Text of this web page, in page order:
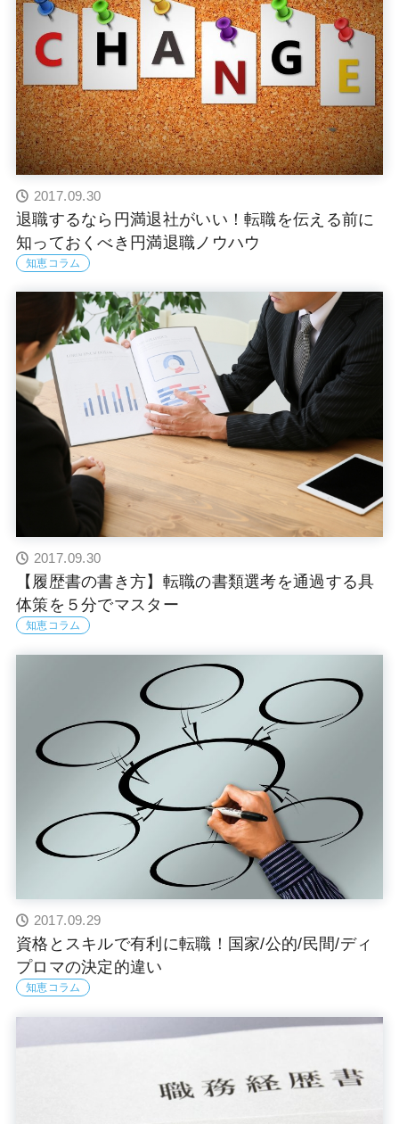
2017.09.30
退職するなら円満退社がいい！転職を伝える前に
知っておくべき円満退職ノウハウ
知恵コラム
2017.09.30
【履歴書の書き方】転職の書類選考を通過する具
体策を５分でマスター
知恵コラム
2017.09.29
資格とスキルで有利に転職！国家/公的/民間/ディ
プロマの決定的違い
知恵コラム